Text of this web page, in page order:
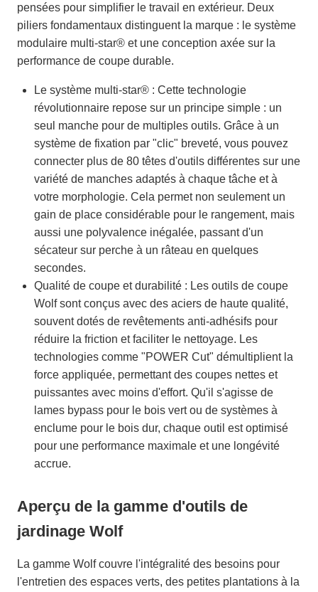
pensées pour simplifier le travail en extérieur. Deux
piliers fondamentaux distinguent la marque : le système
modulaire multi-star® et une conception axée sur la
performance de coupe durable.
Le système multi-star® : Cette technologie
révolutionnaire repose sur un principe simple : un
seul manche pour de multiples outils. Grâce à un
système de fixation par "clic" breveté, vous pouvez
connecter plus de 80 têtes d'outils différentes sur une
variété de manches adaptés à chaque tâche et à
votre morphologie. Cela permet non seulement un
gain de place considérable pour le rangement, mais
aussi une polyvalence inégalée, passant d'un
sécateur sur perche à un râteau en quelques
secondes.
Qualité de coupe et durabilité : Les outils de coupe
Wolf sont conçus avec des aciers de haute qualité,
souvent dotés de revêtements anti-adhésifs pour
réduire la friction et faciliter le nettoyage. Les
technologies comme "POWER Cut" démultiplient la
force appliquée, permettant des coupes nettes et
puissantes avec moins d'effort. Qu'il s'agisse de
lames bypass pour le bois vert ou de systèmes à
enclume pour le bois dur, chaque outil est optimisé
pour une performance maximale et une longévité
accrue.
Aperçu de la gamme d'outils de
jardinage Wolf
La gamme Wolf couvre l'intégralité des besoins pour
l'entretien des espaces verts, des petites plantations à la